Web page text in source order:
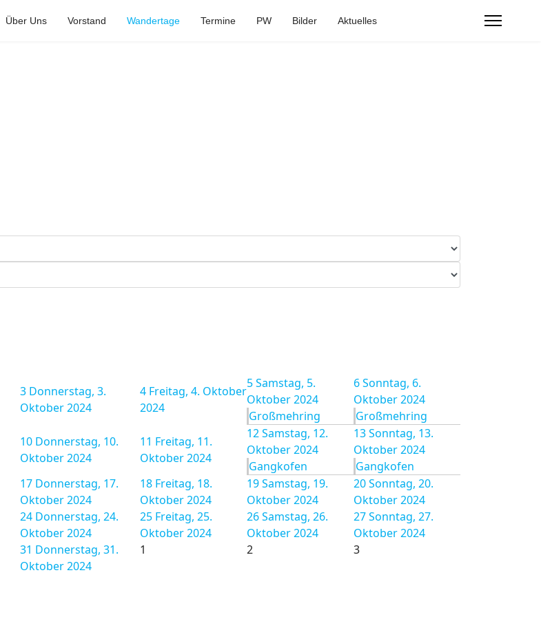
Über Uns Vorstand Wandertage Termine PW Bilder Aktuelles
3 Donnerstag, 3.
Oktober 2024
4 Freitag, 4. Oktober
2024
5Samstag, 5.
Oktober 2024
Großmehring
6Sonntag, 6.
Oktober 2024
Großmehring
10 Donnerstag, 10.
Oktober 2024
11 Freitag, 11.
Oktober 2024
12Samstag, 12.
Oktober 2024
Gangkofen
13Sonntag, 13.
Oktober 2024
Gangkofen
17 Donnerstag, 17.
Oktober 2024
18 Freitag, 18.
Oktober 2024
19Samstag, 19.
Oktober 2024
20Sonntag, 20.
Oktober 2024
24 Donnerstag, 24.
Oktober 2024
25 Freitag, 25.
Oktober 2024
26Samstag, 26.
Oktober 2024
27Sonntag, 27.
Oktober 2024
31 Donnerstag, 31.
Oktober 2024
1 2 3